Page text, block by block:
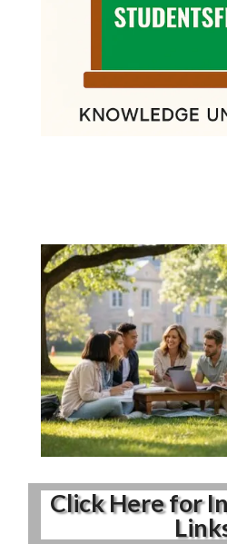
Click Here for